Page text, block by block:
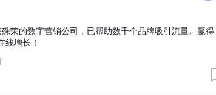
荣的数字营销公司，已帮助数千个品牌吸引流量、赢得
增长！